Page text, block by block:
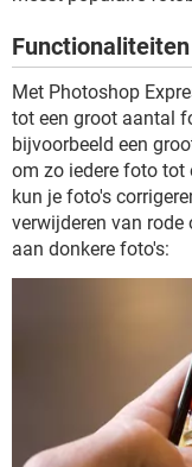
TIKTOK
Functionaliteiten
Met Photoshop
tot een groot aantal
bijvoorbeeld een
om zo iedere foto tot
kun je foto's
verwijderen van
aan donkere foto's: